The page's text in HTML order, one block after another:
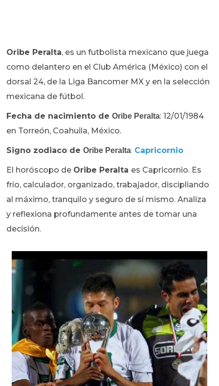
Oribe Peralta, es un futbolista mexicano que juega
como delantero en el Club América (México) con el
dorsal 24, de la Liga Bancomer MX y en la selección
mexicana de fútbol.
Fecha de nacimiento deOribe Peralta: 12/01/1984
en Torreón, Coahuila, México.
Signo zodiaco deOribe Peralta: Capricornio
El horóscopo de Oribe Peralta es Capricornio. Es
frío, calculador, organizado, trabajador, discipliando
al máximo, tranquilo y seguro de sí mismo. Analiza
y reflexiona profundamente antes de tomar una
decisión.